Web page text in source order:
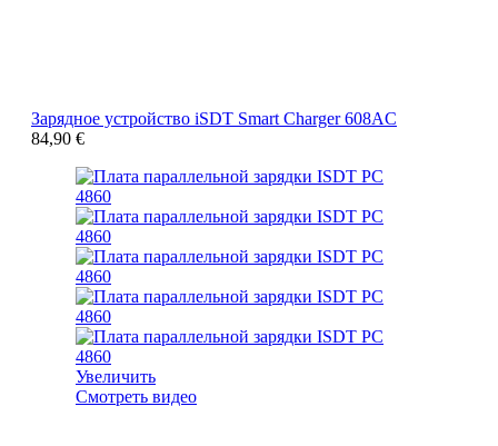
Зарядное устройство iSDT Smart Charger 608AC
84,90 €
Увеличить
Смотреть видео